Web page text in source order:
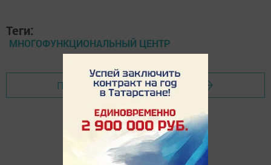
Теги:
МНОГОФУНКЦИОНАЛЬНЫЙ ЦЕНТР
Перейти на страницу новости